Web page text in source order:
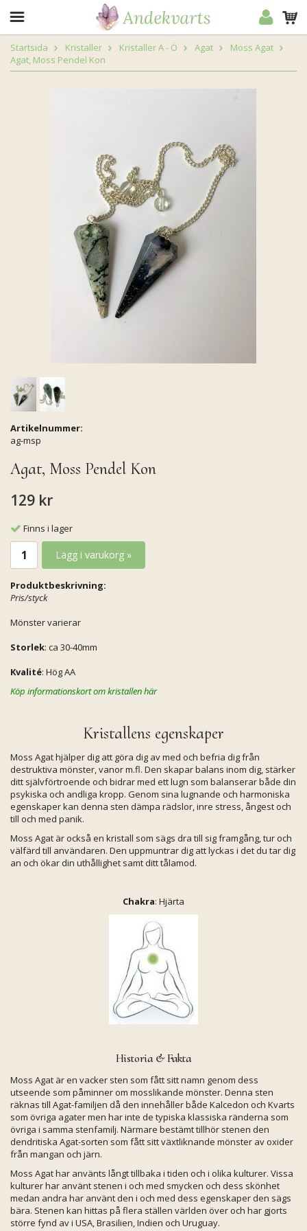
Startsida Kristaller Kristaller A - Ö Agat
Moss Agat
Agat, Moss Pendel Kon
Artikelnummer:
ag-msp
Agat, Moss Pendel Kon
129 kr
Finns i lager
Lägg i varukorg »
Produktbeskrivning:
Pris/styck
Mönster varierar
Storlek: ca 30-40mm
Kvalité: Hög AA
Köp informationskort om kristallen här
Kristallens egenskaper
Moss Agat hjälper dig att göra dig av med och befria dig från
destruktiva mönster, vanor m.fl. Den skapar balans inom dig, stärker
ditt självförtroende och bidrar med ett lugn som balanserar både din
psykiska och andliga kropp. Genom sina lugnande och harmoniska
egenskaper kan denna sten dämpa rädslor, inre stress, ångest och
till och med panik.
Moss Agat är också en kristall som sägs dra till sig framgång, tur och
välfärd till användaren. Den uppmuntrar dig att lyckas i det du tar dig
an och ökar din uthållighet samt ditt tålamod.
Chakra: Hjärta
Historia & Fakta
Moss Agat är en vacker sten som fått sitt namn genom dess
utseende som påminner om mosslikande mönster. Denna sten
räknas till Agat-familjen då den innehåller både Kalcedon och Kvarts
som övriga agater men har inte de typiska klassiska ränderna som
övriga i samma stenfamilj. Närmare bestämt tillhör stenen den
dendritiska Agat-sorten som fått sitt växtliknande mönster av oxider
från mangan och järn.
Moss Agat har använts långt tillbaka i tiden och i olika kulturer. Vissa
kulturer har använt stenen i och med smycken och dess skönhet
medan andra har använt den i och med dess egenskaper den sägs
bära. Stenen kan hittas på flera ställen världen över och har gjorts
större fynd av i USA, Brasilien, Indien och Uruguay.